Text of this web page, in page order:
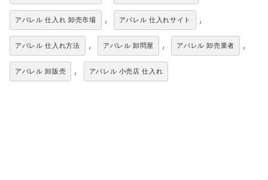
アパレル 仕入れ 卸売市場 , アパレル 仕入れサイト ,
アパレル 仕入れ方法 , アパレル 卸問屋 , アパレル 卸売業者 ,
アパレル 卸販売 , アパレル 小売店 仕入れ